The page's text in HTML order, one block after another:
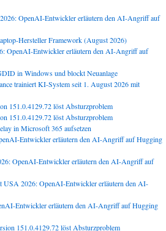
OpenAI-Entwickler erläutern den AI-Angriff auf
Hersteller Framework (August 2026)
OpenAI-Entwickler erläutern den AI-Angriff auf
in Windows und blockt Neuanlage
trainiert KI-System seit 1. August 2026 mit
151.0.4129.72 löst Absturzproblem
151.0.4129.72 löst Absturzproblem
in Microsoft 365 aufsetzen
Entwickler erläutern den AI-Angriff auf Hugging
OpenAI-Entwickler erläutern den AI-Angriff auf
USA 2026: OpenAI-Entwickler erläutern den AI-
Entwickler erläutern den AI-Angriff auf Hugging
151.0.4129.72 löst Absturzproblem